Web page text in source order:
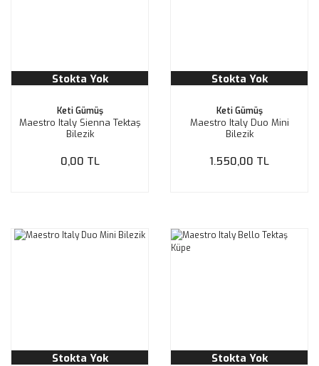
Stokta Yok
Keti Gümüş
Maestro Italy Sienna Tektaş
Bilezik
0,00 TL
Stokta Yok
Keti Gümüş
Maestro Italy Duo Mini
Bilezik
1.550,00 TL
Stokta Yok Stokta Yok